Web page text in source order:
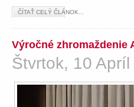
ČÍTAŤ CELÝ ČLÁNOK...
Výročné zhromaždenie
Štvrtok, 10